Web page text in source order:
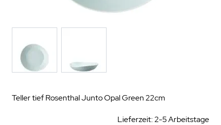
Teller tief Rosenthal Junto Opal Green 22cm
Lieferzeit: 2-5 Arbeitstage